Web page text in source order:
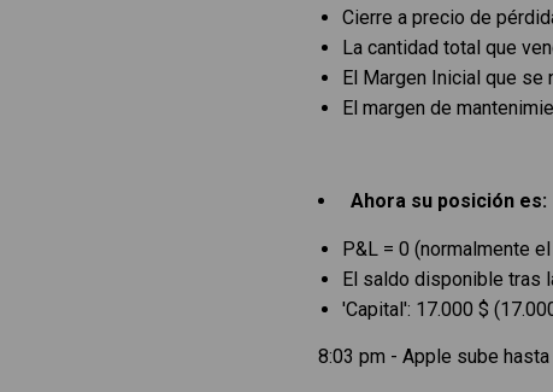
Cierre a precio de
La cantidad total que
El Margen Inicial que se
El margen de
Ahora su posición es:
P&L = 0 (normalmente
El saldo disponible tras
'Capital': 17.000 $
8:03 pm - Apple sube